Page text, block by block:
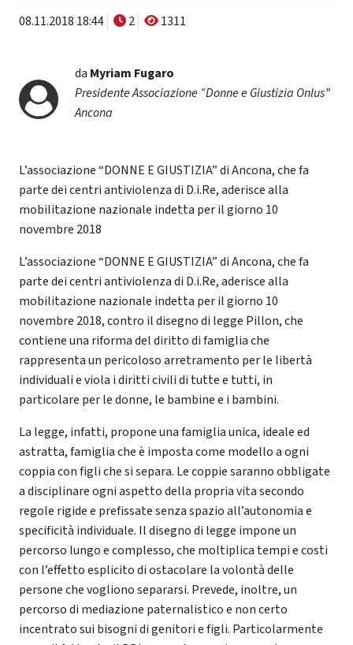
08.11.2018 18:44 2 1311
da Myriam Fugaro
Presidente Associazione “Donne e Giustizia Onlus”
Ancona
L’associazione “DONNE E GIUSTIZIA” di Ancona, che fa
parte dei centri antiviolenza di D.i.Re, aderisce alla
mobilitazione nazionale indetta per il giorno 10
novembre 2018
L’associazione “DONNE E GIUSTIZIA” di Ancona, che fa
parte dei centri antiviolenza di D.i.Re, aderisce alla
mobilitazione nazionale indetta per il giorno 10
novembre 2018, contro il disegno di legge Pillon, che
contiene una riforma del diritto di famiglia che
rappresenta un pericoloso arretramento per le libertà
individuali e viola i diritti civili di tutte e tutti, in
particolare per le donne, le bambine e i bambini.
La legge, infatti, propone una famiglia unica, ideale ed
astratta, famiglia che è imposta come modello a ogni
coppia con figli che si separa. Le coppie saranno obbligate
a disciplinare ogni aspetto della propria vita secondo
regole rigide e prefissate senza spazio all’autonomia e
specificità individuale. Il disegno di legge impone un
percorso lungo e complesso, che moltiplica tempi e costi
con l’effetto esplicito di ostacolare la volontà delle
persone che vogliono separarsi. Prevede, inoltre, un
percorso di mediazione paternalistico e non certo
incentrato sui bisogni di genitori e figli. Particolarmente